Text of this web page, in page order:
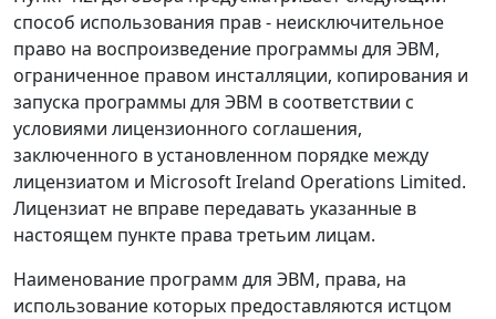
способ использования прав - неисключительное
право на воспроизведение программы для ЭВМ,
ограниченное правом инсталляции, копирования и
запуска программы для ЭВМ в соответствии с
условиями лицензионного соглашения,
заключенного в установленном порядке между
лицензиатом и Microsoft Ireland Operations Limited.
Лицензиат не вправе передавать указанные в
настоящем пункте права третьим лицам.
Наименование программ для ЭВМ, права, на
использование которых предоставляются истцом